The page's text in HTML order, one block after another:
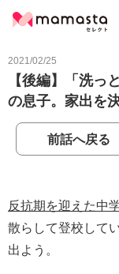
2021/02/25
【後編】「洗っ
の息子。家出を
前話へ戻る
反抗期を迎えた中
散らして登校して
出よう。